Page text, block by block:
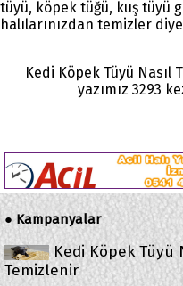
tüyü, köpek tüğü, kuş tüyü
halılarınızdan temizler
Kedi Köpek Tüyü Nasıl
yazımız 3293
● Kampanyalar
Kedi Köpek Tüyü
Temizlenir